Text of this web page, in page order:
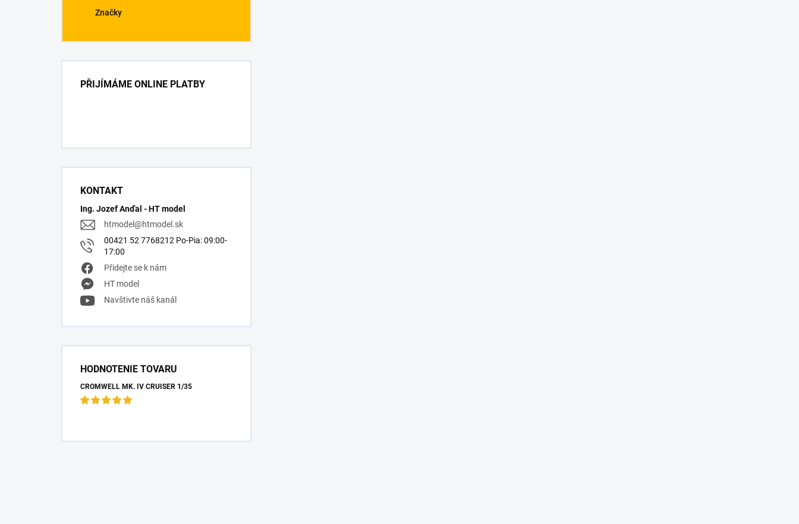
Značky
PŘIJÍMÁME ONLINE PLATBY
KONTAKT
Ing. Jozef Anďal - HT model
htmodel@htmodel.sk
00421 52 7768212 Po-Pia: 09:00-
17:00
Přidejte se k nám
HT model
Navštivte náš kanál
HODNOTENIE TOVARU
CROMWELL MK. IV CRUISER 1/35